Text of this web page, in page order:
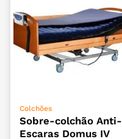
Colchões
Sobre-colchão Anti-
Escaras Domus IV